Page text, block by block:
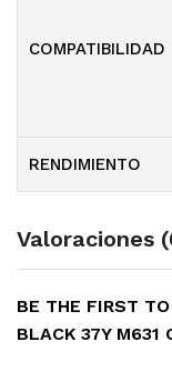
COMPATIBILIDAD
RENDIMIENTO
Valoraciones
BE THE FIRST
BLACK 37Y M631